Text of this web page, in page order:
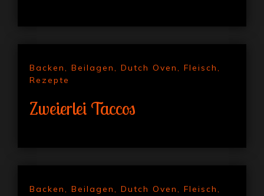
Zweierlei Taccos
Backen, Beilagen, Dutch Oven, Fleisch,
Rezepte
Backen, Beilagen, Dutch Oven, Fleisch,